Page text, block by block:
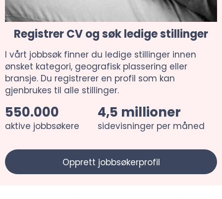
Registrer CV og søk ledige stillinger
I vårt jobbsøk finner du ledige stillinger innen
ønsket kategori, geografisk plassering eller
bransje. Du registrerer en profil som kan
gjenbrukes til alle stillinger.
550.000
aktive jobbsøkere
4,5 millioner
sidevisninger per måned
Opprett jobbsøkerprofil